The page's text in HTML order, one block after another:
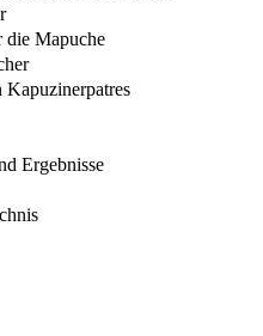
Mapuche
Ergebnisse